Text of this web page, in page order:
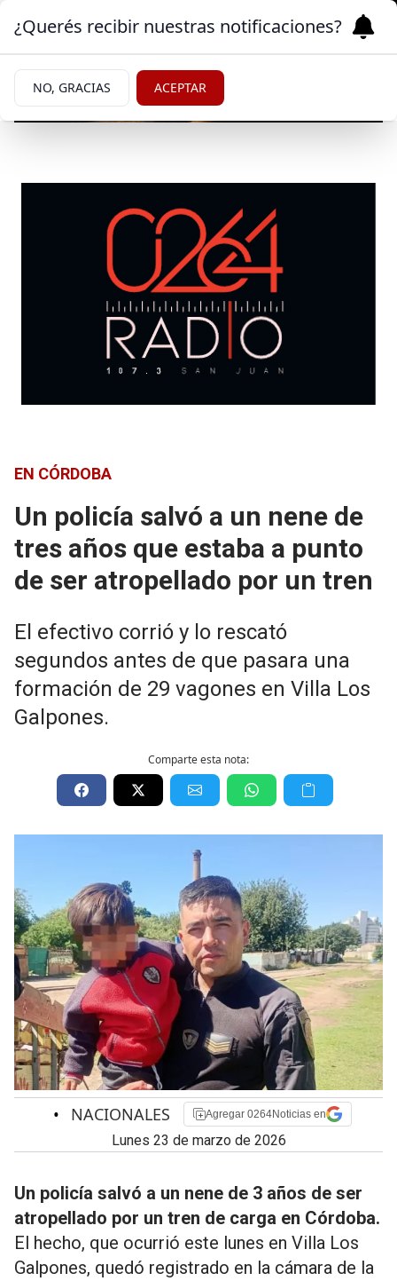
EN CÓRDOBA
Un policía salvó a un nene de
tres años que estaba a punto
de ser atropellado por un tren
El efectivo corrió y lo rescató
segundos antes de que pasara una
formación de 29 vagones en Villa Los
Galpones.
Comparte esta nota:
• NACIONALES Agregar 0264Noticias en
lunes 23 de marzo de 2026
Un policía salvó a un nene de 3 años de ser
atropellado por un tren de carga en Córdoba.
El hecho, que ocurrió este lunes en Villa Los
Galpones, quedó registrado en la cámara de la
¿Querés recibir nuestras notificaciones?
NO, GRACIAS ACEPTAR